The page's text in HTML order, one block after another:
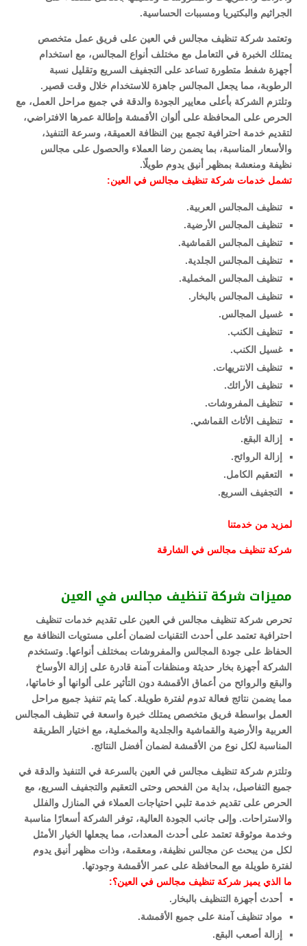
الجراثيم والبكتيريا ومسببات الحساسية.
وتعتمد شركة تنظيف مجالس في العين على فريق عمل متخصص
يمتلك الخبرة في التعامل مع مختلف أنواع المجالس، مع استخدام
أجهزة شفط متطورة تساعد على التجفيف السريع وتقليل نسبة
الرطوبة، مما يجعل المجالس جاهزة للاستخدام خلال وقت قصير.
وتلتزم الشركة بأعلى معايير الجودة والدقة في جميع مراحل العمل، مع
الحرص على المحافظة على ألوان الأقمشة وإطالة عمرها الافتراضي،
لتقديم خدمة احترافية تجمع بين النظافة العميقة، وسرعة التنفيذ،
والأسعار المناسبة، بما يضمن رضا العملاء والحصول على مجالس
نظيفة ومنعشة بمظهر أنيق يدوم طويلًا.
تشمل خدمات شركة تنظيف مجالس في العين:
تنظيف المجالس العربية.
تنظيف المجالس الأرضية.
تنظيف المجالس القماشية.
تنظيف المجالس الجلدية.
تنظيف المجالس المخملية.
تنظيف المجالس بالبخار.
غسيل المجالس.
تنظيف الكنب.
غسيل الكنب.
تنظيف الانتريهات.
تنظيف الأرائك.
تنظيف المفروشات.
تنظيف الأثاث القماشي.
إزالة البقع.
إزالة الروائح.
التعقيم الكامل.
التجفيف السريع.
لمزيد من خدمتنا
شركة تنظيف مجالس في الشارقة
مميزات شركة تنظيف مجالس في العين
تحرص شركة تنظيف مجالس في العين على تقديم خدمات تنظيف
احترافية تعتمد على أحدث التقنيات لضمان أعلى مستويات النظافة مع
الحفاظ على جودة المجالس والمفروشات بمختلف أنواعها. وتستخدم
الشركة أجهزة بخار حديثة ومنظفات آمنة قادرة على إزالة الأوساخ
والبقع والروائح من أعماق الأقمشة دون التأثير على ألوانها أو خاماتها،
مما يضمن نتائج فعالة تدوم لفترة طويلة. كما يتم تنفيذ جميع مراحل
العمل بواسطة فريق متخصص يمتلك خبرة واسعة في تنظيف المجالس
العربية والأرضية والقماشية والجلدية والمخملية، مع اختيار الطريقة
المناسبة لكل نوع من الأقمشة لضمان أفضل النتائج.
وتلتزم شركة تنظيف مجالس في العين بالسرعة في التنفيذ والدقة في
جميع التفاصيل، بداية من الفحص وحتى التعقيم والتجفيف السريع، مع
الحرص على تقديم خدمة تلبي احتياجات العملاء في المنازل والفلل
والاستراحات. وإلى جانب الجودة العالية، توفر الشركة أسعارًا مناسبة
وخدمة موثوقة تعتمد على أحدث المعدات، مما يجعلها الخيار الأمثل
لكل من يبحث عن مجالس نظيفة، ومعقمة، وذات مظهر أنيق يدوم
لفترة طويلة مع المحافظة على عمر الأقمشة وجودتها.
ما الذي يميز شركة تنظيف مجالس في العين؟:
أحدث أجهزة التنظيف بالبخار.
مواد تنظيف آمنة على جميع الأقمشة.
إزالة أصعب البقع.